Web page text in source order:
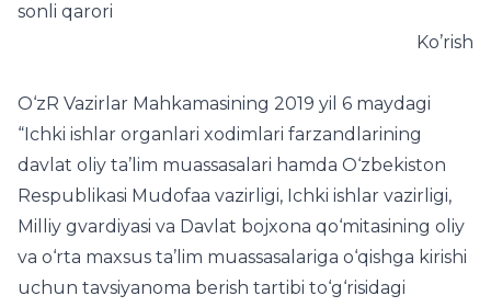
sonli qarori
Ko’rish
O‘zR Vazirlar Mahkamasining 2019 yil 6 maydagi
“Ichki ishlar organlari xodimlari farzandlarining
davlat oliy ta’lim muassasalari hamda O‘zbekiston
Respublikasi Mudofaa vazirligi, Ichki ishlar vazirligi,
Milliy gvardiyasi va Davlat bojxona qo‘mitasining oliy
va o‘rta maxsus ta’lim muassasalariga o‘qishga kirishi
uchun tavsiyanoma berish tartibi to‘g‘risidagi